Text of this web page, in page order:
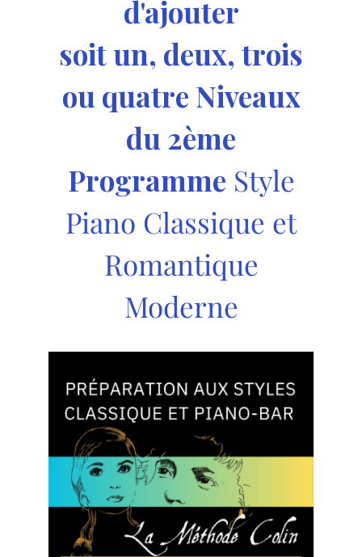
d'ajouter
soit un, deux, trois
ou quatre Niveaux
du 2ème
Programme Style
Piano Classique et
Romantique
Moderne